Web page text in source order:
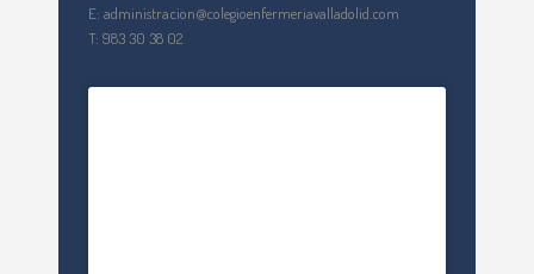
E: administracion@colegioenfermeriavalladolid.com
T: 983 30 38 02